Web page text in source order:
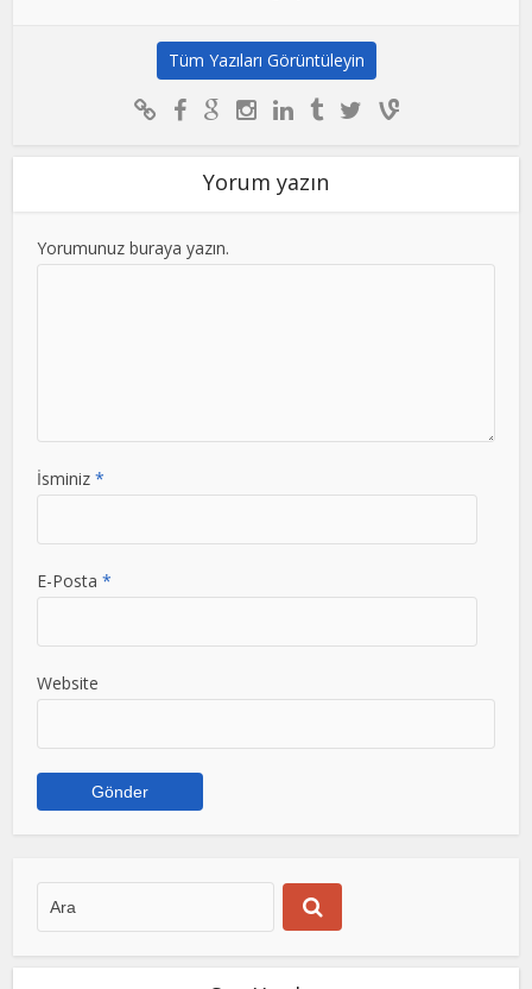
Tüm Yazıları Görüntüleyin
Yorum yazın
Yorumunuz buraya yazın.
İsminiz *
E-Posta *
Website